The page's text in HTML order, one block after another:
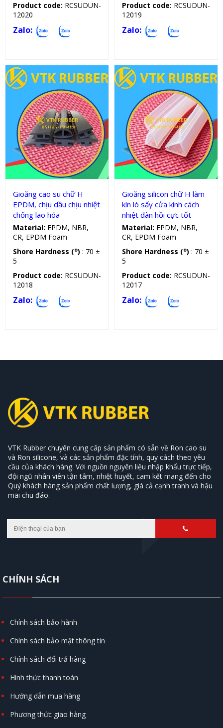
Product code: RCSUDUN-
12020
Zalo:
Product code: RCSUDUN-
12019
Zalo:
Gioăng silicon, cao su chữ H
Gioăng cao su chữ H
EPDM, chịu dầu chịu nhiệt
chống lão hóa
Material: EPDM, NBR,
CR, EPDM Foam
Shore Hardness (o) : 70 ±
5
Product code: RCSUDUN-
12018
Zalo:
Gioăng silicon, cao su chữ H
Gioăng silicon chữ H làm
kín lò sấy cửa kính cách
nhiệt đàn hồi cực tốt
Material: EPDM, NBR,
CR, EPDM Foam
Shore Hardness (o) : 70 ±
5
Product code: RCSUDUN-
12017
Zalo:
VTK Rubber chuyên cung cấp sản phẩm có sẵn về Ron cao su
và Ron silicone, và các sản phẩm đặc tính, quy cách theo yêu
cầu của khách hàng. Với nguồn nguyên liệu nhập khẩu trực tiếp,
đội ngũ nhân viên tận tâm, nhiệt huyết, cam kết mang đến cho
Quý khách hàng sản phẩm chất lượng, giá cả cạnh tranh và hậu
mãi chu đáo.
CHÍNH SÁCH
Chính sách bảo hành
Chính sách bảo mật thông tin
Chính sách đổi trả hàng
Hình thức thanh toán
Hướng dẫn mua hàng
Phương thức giao hàng